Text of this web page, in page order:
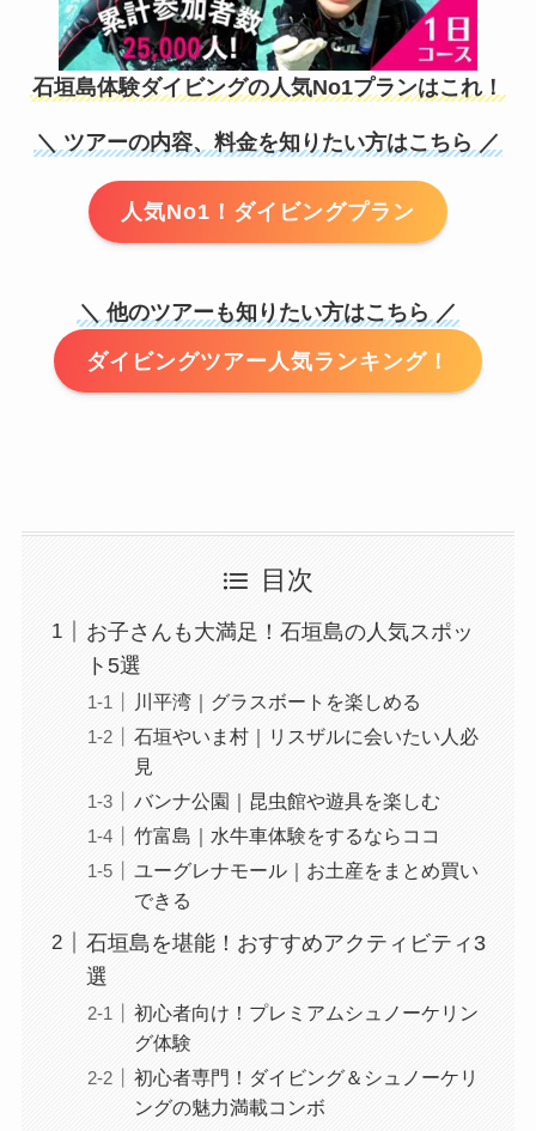
石垣島体験ダイビングの人気No1プランはこれ！
＼ ツアーの内容、料金を知りたい方はこちら ／
人気No1！ダイビングプラン
＼ 他のツアーも知りたい方はこちら ／
ダイビングツアー人気ランキング！
目次
お子さんも大満足！石垣島の人気スポッ
ト5選
川平湾｜グラスボートを楽しめる
石垣やいま村｜リスザルに会いたい人必
見
バンナ公園｜昆虫館や遊具を楽しむ
竹富島｜水牛車体験をするならココ
ユーグレナモール｜お土産をまとめ買い
できる
石垣島を堪能！おすすめアクティビティ3
選
初心者向け！プレミアムシュノーケリン
グ体験
初心者専門！ダイビング＆シュノーケリ
ングの魅力満載コンボ